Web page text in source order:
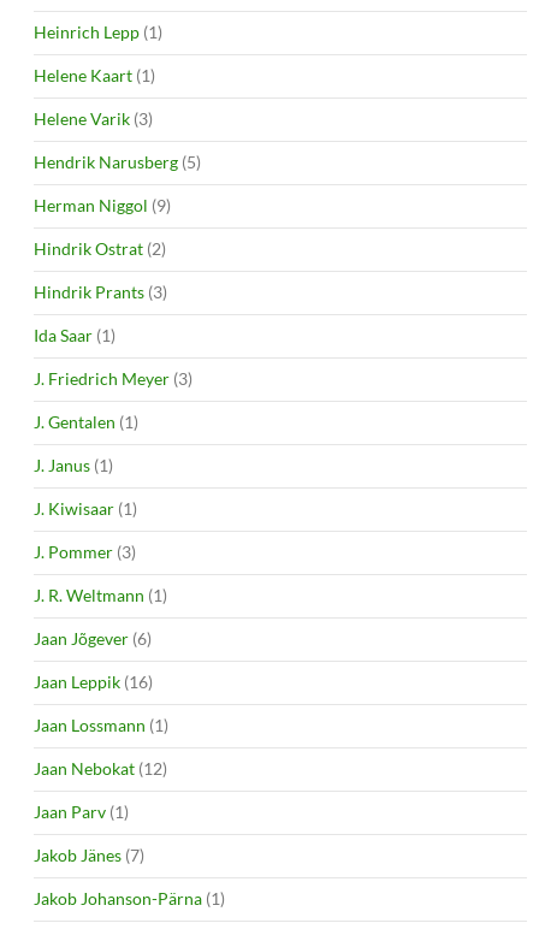
Heinrich Lepp (1)
Helene Kaart (1)
Helene Varik (3)
Hendrik Narusberg (5)
Herman Niggol (9)
Hindrik Ostrat (2)
Hindrik Prants (3)
Ida Saar (1)
J. Friedrich Meyer (3)
J. Gentalen (1)
J. Janus (1)
J. Kiwisaar (1)
J. Pommer (3)
J. R. Weltmann (1)
Jaan Jõgever (6)
Jaan Leppik (16)
Jaan Lossmann (1)
Jaan Nebokat (12)
Jaan Parv (1)
Jakob Jänes (7)
Jakob Johanson-Pärna (1)